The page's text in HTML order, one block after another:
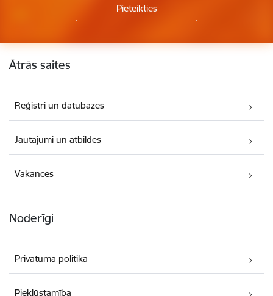
Kājene
Ātrās saites
Reģistri un datubāzes
Jautājumi un atbildes
Vakances
Noderīgi
Privātuma politika
Piekļūstamība